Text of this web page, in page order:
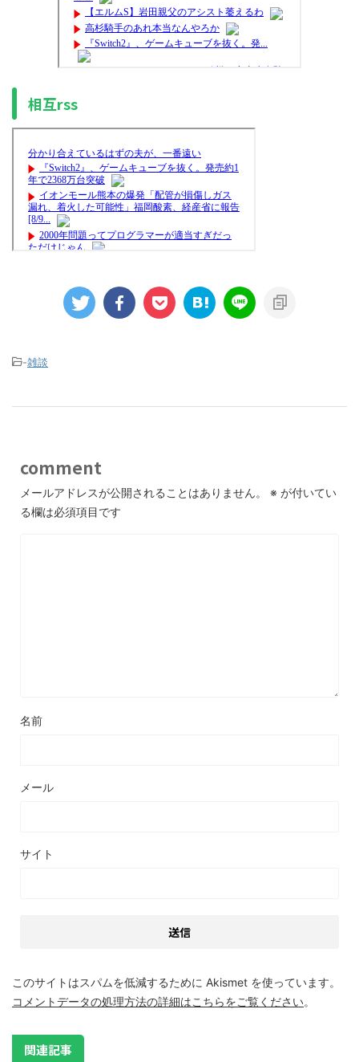
相互rss
-雑談
comment
メールアドレスが公開されることはありません。 ※ が付いてい
る欄は必須項目です
名前
メール
サイト
このサイトはスパムを低減するために Akismet を使っています。
コメントデータの処理方法の詳細はこちらをご覧ください。
関連記事